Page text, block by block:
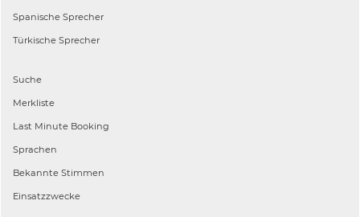
Spanische Sprecher
Türkische Sprecher
Suche
Merkliste
Last Minute Booking
Sprachen
Bekannte Stimmen
Einsatzzwecke